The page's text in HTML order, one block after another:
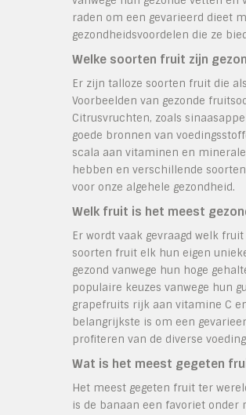
raden om een gevarieerd dieet
gezondheidsvoordelen die ze
Welke soorten fruit zijn
Er zijn talloze soorten fruit die
Voorbeelden van gezonde
Citrusvruchten, zoals
goede bronnen van
scala aan vitaminen en
hebben en verschillende
voor onze algehele gezondheid.
Welk fruit is het meest
Er wordt vaak gevraagd welk
soorten fruit elk hun eigen
gezond vanwege hun hoge
populaire keuzes vanwege hun
grapefruits rijk aan vitamine C
belangrijkste is om een
profiteren van de diverse
Wat is het meest gegeten
Het meest gegeten fruit ter
is de banaan een favoriet